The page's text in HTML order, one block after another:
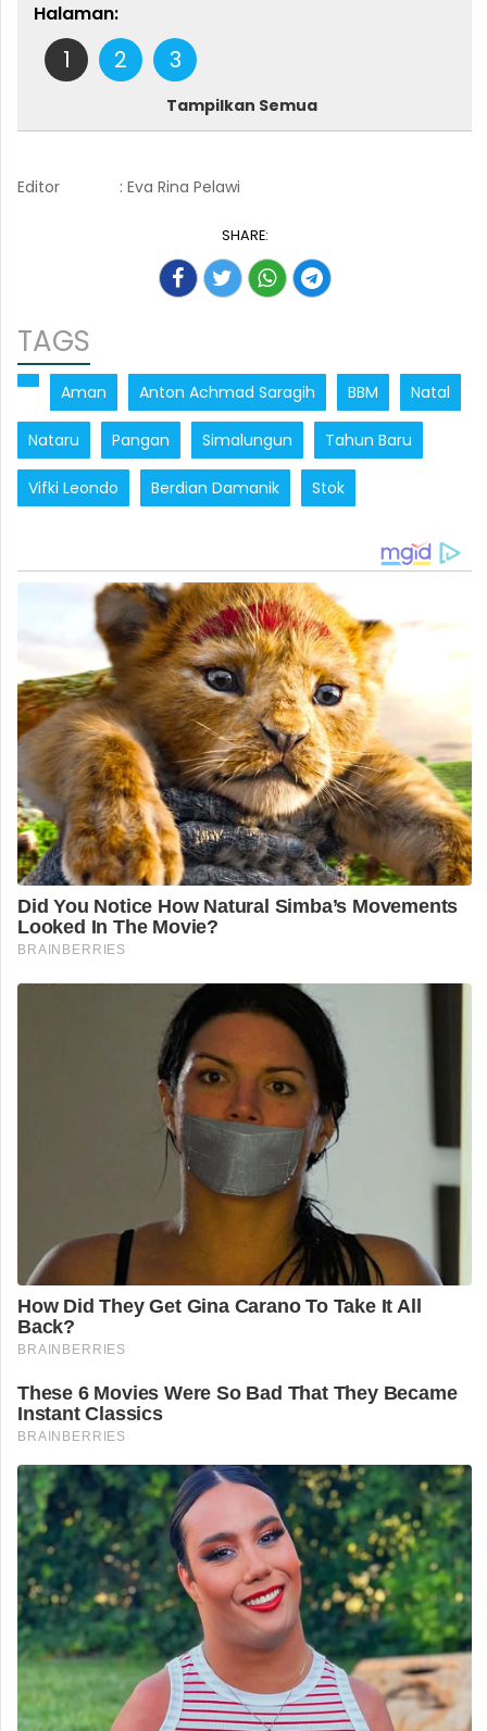
Halaman:
1 2 3
Tampilkan Semua
Editor : Eva Rina Pelawi
SHARE:
TAGS
Aman Anton Achmad Saragih BBM Natal
Nataru Pangan Simalungun Tahun Baru
Vifki Leondo Berdian Damanik Stok